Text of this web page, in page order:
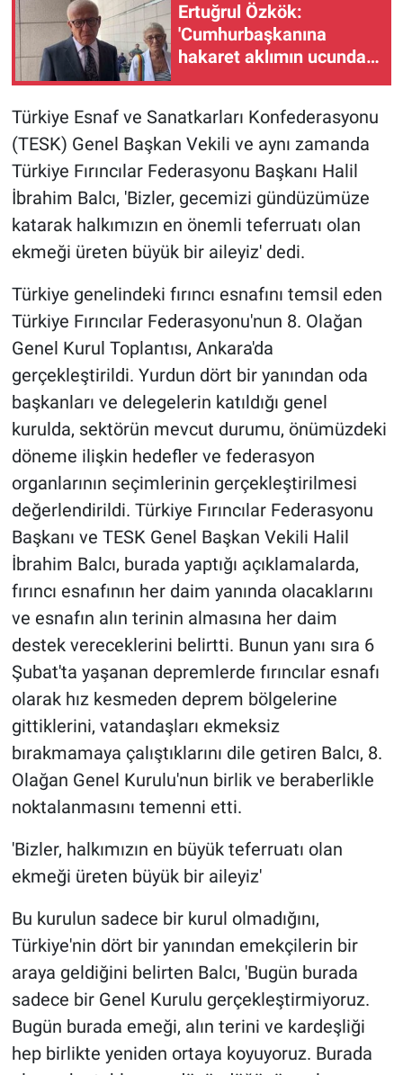
Ertuğrul Özkök:
'Cumhurbaşkanına
hakaret aklımın ucundan
Türkiye Esnaf ve Sanatkarları Konfederasyonu
(TESK) Genel Başkan Vekili ve aynı zamanda
Türkiye Fırıncılar Federasyonu Başkanı Halil
İbrahim Balcı, 'Bizler, gecemizi gündüzümüze
katarak halkımızın en önemli teferruatı olan
ekmeği üreten büyük bir aileyiz' dedi.
Türkiye genelindeki fırıncı esnafını temsil eden
Türkiye Fırıncılar Federasyonu'nun 8. Olağan
Genel Kurul Toplantısı, Ankara'da
gerçekleştirildi. Yurdun dört bir yanından oda
başkanları ve delegelerin katıldığı genel
kurulda, sektörün mevcut durumu, önümüzdeki
döneme ilişkin hedefler ve federasyon
organlarının seçimlerinin gerçekleştirilmesi
değerlendirildi. Türkiye Fırıncılar Federasyonu
Başkanı ve TESK Genel Başkan Vekili Halil
İbrahim Balcı, burada yaptığı açıklamalarda,
fırıncı esnafının her daim yanında olacaklarını
ve esnafın alın terinin almasına her daim
destek vereceklerini belirtti. Bunun yanı sıra 6
Şubat'ta yaşanan depremlerde fırıncılar esnafı
olarak hız kesmeden deprem bölgelerine
gittiklerini, vatandaşları ekmeksiz
bırakmamaya çalıştıklarını dile getiren Balcı, 8.
Olağan Genel Kurulu'nun birlik ve beraberlikle
noktalanmasını temenni etti.
'Bizler, halkımızın en büyük teferruatı olan
ekmeği üreten büyük bir aileyiz'
Bu kurulun sadece bir kurul olmadığını,
Türkiye'nin dört bir yanından emekçilerin bir
araya geldiğini belirten Balcı, 'Bugün burada
sadece bir Genel Kurulu gerçekleştirmiyoruz.
Bugün burada emeği, alın terini ve kardeşliği
hep birlikte yeniden ortaya koyuyoruz. Burada